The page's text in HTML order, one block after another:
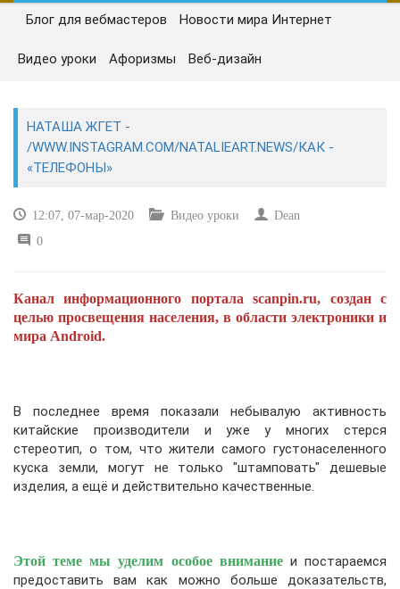
ГЛАВНАЯ
СЕГОДНЯ
ИНТЕРНЕТ И СВЯЗЬ
УЧЕБНИК CSS
Блог для вебмастеров Новости мира Интернет
Видео уроки Афоризмы Веб-дизайн
НАТАША ЖГЕТ -
/WWW.INSTAGRAM.COM/NATALIEART.NEWS/КАК -
«ТЕЛЕФОНЫ»
12:07, 07-мар-2020 Видео уроки
Dean
0
Канал информационного портала scanpin.ru, создан с
целью просвещения населения, в области электроники и
мира Android.
В последнее время показали небывалую активность
китайские производители и уже у многих стерся
стереотип, о том, что жители самого густонаселенного
куска земли, могут не только "штамповать" дешевые
изделия, а ещё и действительно качественные.
Этой теме мы уделим особое вниманиеи постараемся
предоставить вам как можно больше доказательств,